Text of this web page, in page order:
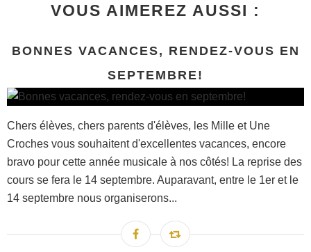
VOUS AIMEREZ AUSSI :
BONNES VACANCES, RENDEZ-VOUS EN
SEPTEMBRE!
Chers élèves, chers parents d'élèves, les Mille et Une
Croches vous souhaitent d'excellentes vacances, encore
bravo pour cette année musicale à nos côtés! La reprise des
cours se fera le 14 septembre. Auparavant, entre le 1er et le
14 septembre nous organiserons...